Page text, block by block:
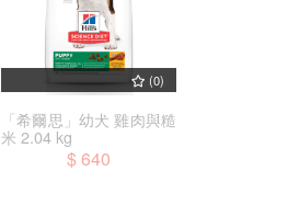
(0)
「希爾思」幼犬 雞肉與糙
米 2.04 kg
$ 640